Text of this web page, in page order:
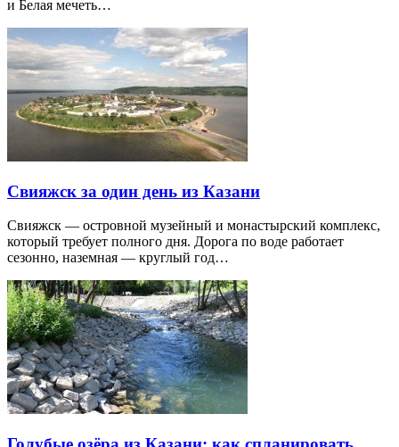
и Белая мечеть…
Свияжск за один день из Казани
Свияжск — островной музейный и монастырский комплекс,
который требует полного дня. Дорога по воде работает
сезонно, наземная — круглый год…